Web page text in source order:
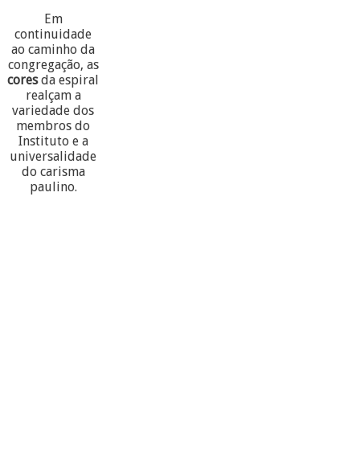
Em
continuidade
ao caminho da
congregação, as
coresda espiral
realçam a
variedade dos
membros do
Instituto e a
universalidade
do carisma
paulino.